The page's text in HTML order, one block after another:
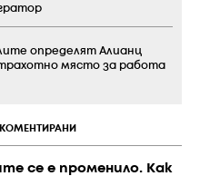
се е променило. Как
определят Алианц
място за работа